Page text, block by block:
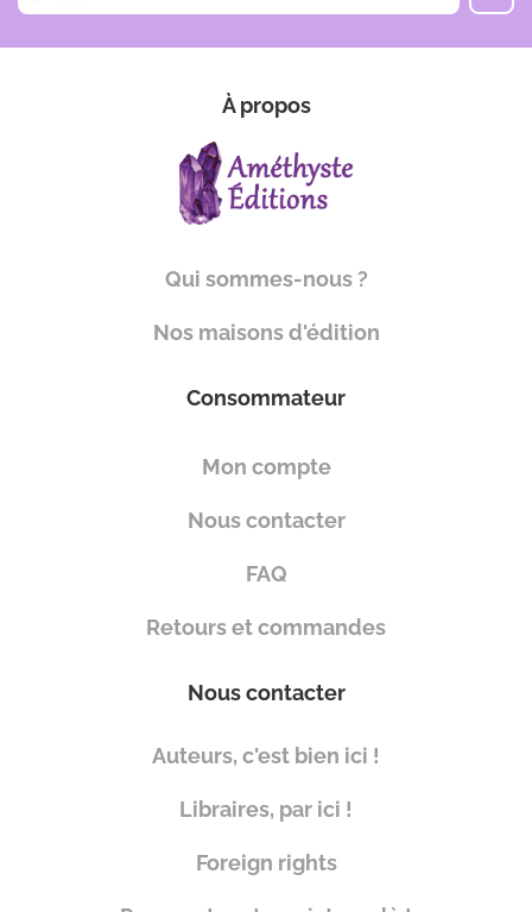
À propos
Qui sommes-nous ?
Nos maisons d'édition
Consommateur
Mon compte
Nous contacter
FAQ
Retours et commandes
Nous contacter
Auteurs, c'est bien ici !
Libraires, par ici !
Foreign rights